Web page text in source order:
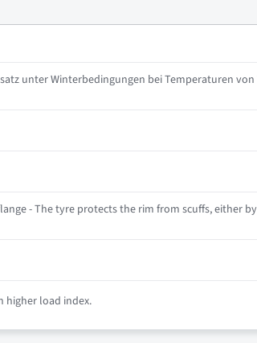
unter Winterbedingungen bei Temperaturen
- The tyre protects the rim from scuffs, either
higher load index.